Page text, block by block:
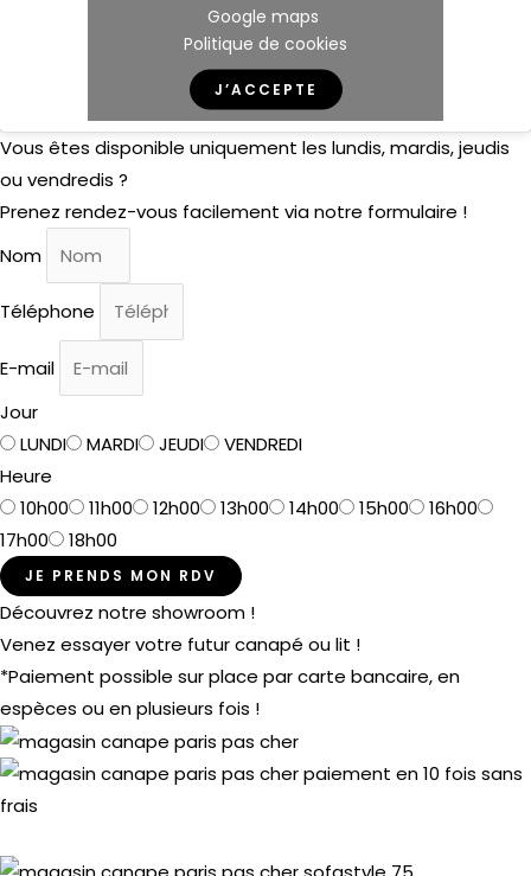
Google maps
Politique de cookies
J’ACCEPTE
Vous êtes disponible uniquement les lundis, mardis, jeudis
ou vendredis ?
Prenez rendez-vous facilement via notre formulaire !
Nom
Téléphone
E-mail
Jour
LUNDI
MARDI JEUDI
VENDREDI
Heure
10h00
11h00 12h00 13h00 14h00 15h00
16h00
17h00
18h00
JE PRENDS MON RDV
Découvrez notre showroom !
Venez essayer votre futur canapé ou lit !
*Paiement possible sur place par carte bancaire, en
espèces ou en plusieurs fois !